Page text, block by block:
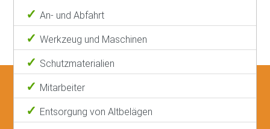
An- und Abfahrt
Werkzeug und Maschinen
Schutzmaterialien
Mitarbeiter
Entsorgung von Altbelägen